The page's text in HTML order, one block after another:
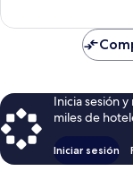
Inicia sesión
miles de
Iniciar sesión